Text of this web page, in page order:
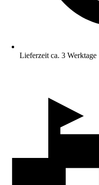
Lieferzeit ca. 3 Werktage